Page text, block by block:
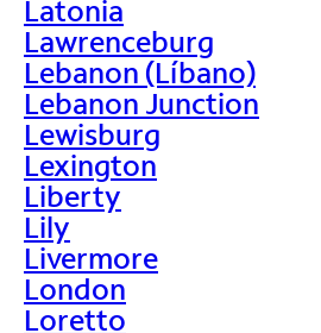
Latonia
Lawrenceburg
Lebanon (Líbano)
Lebanon Junction
Lewisburg
Lexington
Liberty
Lily
Livermore
London
Loretto